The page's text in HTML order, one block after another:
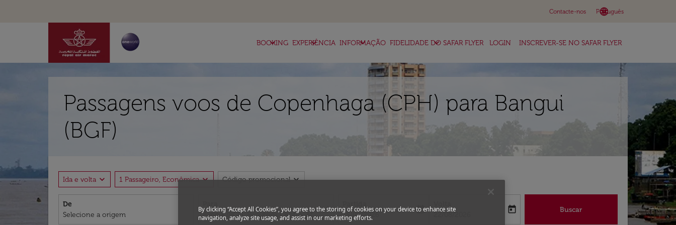
Contacte-nos language
Português
keyboard_arrow_down
BOOKING
keyboard_arrow_down EXPERIÊNCIA
keyboard_arrow_down INFORMAÇÃO
keyboard_arrow_down FIDELIDADE DO SAFAR FLYER
keyboard_arrow_down LOGIN INSCREVER-SE NO SAFAR FLYER
Passagens voos de Copenhaga (CPH) para Bangui
(BGF)
Ida e volta expand_more 1 Passageiro, Econômicaexpand_more Código promocionalexpand_more
De
close
fc-booking-departure-date-aria-label
15/08/2026
today
fc-booking-return-date-aria-label
today Buscar
By clicking “Accept All Cookies”, you agree to the storing of cookies on your device to enhance site
navigation, analyze site usage, and assist in our marketing efforts.